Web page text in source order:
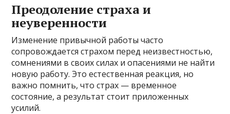
Преодоление страха и
неуверенности
Изменение привычной работы часто
сопровождается страхом перед неизвестностью,
сомнениями в своих силах и опасениями не найти
новую работу. Это естественная реакция, но
важно помнить, что страх — временное
состояние, а результат стоит приложенных
усилий.